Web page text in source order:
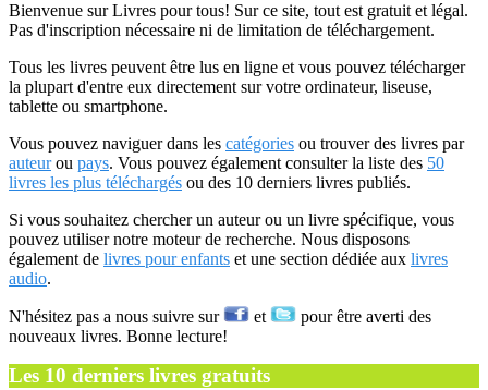
Bienvenue sur Livres pour tous! Sur ce site, tout est gratuit et légal.
Pas d'inscription nécessaire ni de limitation de téléchargement.
Tous les livres peuvent être lus en ligne et vous pouvez télécharger
la plupart d'entre eux directement sur votre ordinateur, liseuse,
tablette ou smartphone.
Vous pouvez naviguer dans les catégories ou trouver des livres par
auteurou pays. Vous pouvez également consulter la liste des 50
livres les plus téléchargés ou des 10 derniers livres publiés.
Si vous souhaitez chercher un auteur ou un livre spécifique, vous
pouvez utiliser notre moteur de recherche. Nous disposons
également de livres pour enfants et une section dédiée aux livres
audio.
N'hésitez pas a nous suivre sur et
pour être averti des
nouveaux livres. Bonne lecture!
Les 10 derniers livres gratuits